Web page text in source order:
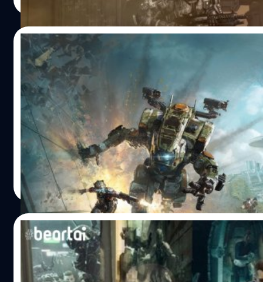
พัฒนาเกมแทน ซึ่งมาจากการละเลยดูแลตัวเกม พวกเขาตัดสิ
ยกธงขาวยอมแพ้ในเรื่องนี้ แม้ตัวเกมจะถูกถอนออกจากร้านค้า
ออนไลน์ทุกร้าน เซิร์ฟเวอร์ยังคงเปิดให้เล่นตามปกติ ใครที่มีตั
อยู่แล้วยังสามารถเข้ามาเล่นได้ ส่วนนึงของคำแถลงจาก
Entertainment "Titanfall เป็นส่วนนึงของ Respawn เกมนี้เปิ
แรกเมื่อ 7 ปีก่อน และยังเป็นสัญญาณแห่งนวัตกรรมที่เรามุ่งมั่
ทุกเกมของเรา" "พวกเราตัดสินใจถอนเกมนี้ออกจากร้านค้า
ออนไลน์ตั้งแต่วันนี้เป็นต้นไป พวกเราจะยังเปิดเซิร์ฟเวอร์ให้เล่
ต่อไป สำหรับใครที่ยังอยากจะเล่นเกมนี้ต่อ" "Titanfall ยังคงเ
แกนหลักของจักรวาลที่ทำให้เกิด Titanfall 2 กับ Apex
และอื่น ๆ ในอนาคตหลังจากนี้ เฟรนไชส์นี้มอบประสบการณ์ใ
พวกเรามามากมาย ขอขอบคุณทีมงาน Respawn ทุกคน"
เป็นเกมแนวยิงมุมมองบุคคลที่ 1 เปิดตัวครั้งแรกเมื่อเดือนมีนา
ค.ศ. 2014…
24/04/2021
Respawn เปิดรับสมัครหลายตำแหน่ง กำลังสร้
IP เกมใหม่
ทีมพัฒนา Respawn ผู้อยู่เบื้องหลังเกมดังมากมาย Apex
Legends, Titanfall, Star Wars Jedi: Fallen Order และอื่น ๆ
มากมาย ตอนนี้ดูเหมือนพวกเขากำลังสร้างแฟรนไชส์ใหม่อยู่
แซมเพลลา (Vince Zampella) ตำแหน่งหัวหน้าทีมพัฒนา
Respawn Entertainment โพสต์ผ่าน Twitter ส่วนตัว แอบเปิ
ว่ากำลังสร้างแฟรนไชส์ใหม่อยู่ พวกเรากำลังสร้างทีมใหม่ขึ้นมา
เสริมทัพ เปิดรับสมัครงานหลายตำแหน่งด้วยกัน แต่เกมที่พวก
กำลังซุ่มทำกันอยู่ คงไม่น่าใช่ Titanfall 3 เพราะตอนนี้พวกเขา
ไปที่ Apex Legends เป็นหลัก และไม่น่าจะเป็นภาคต่อของ Star
Wars Jedi: Fallen Order จากประโยคที่เอ่ยมา เป็น iP ใหม่ แ
เริ่มต้นใหม่เลย คงจะเป็นเกมใหม่ที่สร้างใหม่เลย น่าสนใจว่าทีม
พัฒนา Respawn จะสร้างเกมใหม่ออกมาเป็นแบบไหน แนวไห
จีรนาถ เรืองทรัพย์| 1933 days ago
Read More
02/08/2020
10 อุปกรณ์ล้ำอนาคตในวิดีโอเกมที่ของจริงก็มี